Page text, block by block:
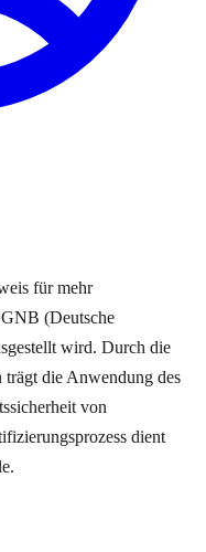
für mehr
(Deutsche
wird. Durch die
die Anwendung des
von
dient